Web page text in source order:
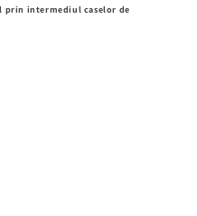
prin intermediul caselor de